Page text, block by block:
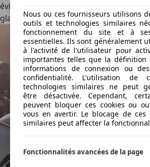
Nous ou ces fournisseurs utilisons
outils et technologies similaires
fonctionnement du site et à
essentielles. Ils sont généralement
à l'activité de l'utilisateur pour
importantes telles que la définition
informations de connexion ou
confidentialité. L'utilisation de
technologies similaires ne peut
être désactivée. Cependant,
peuvent bloquer ces cookies ou
vous en avertir. Le blocage de ces
similaires peut affecter la
Fonctionnalités avancées de la page
évite la surchauffe des plaquettes, qui
glaçage des disques de frein.